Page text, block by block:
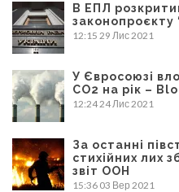
В ЕПЛ
законопроєкту
12:15 29 Лис 2021
У Євросоюзі
CO2 на рік –
12:24 24 Лис 2021
За останні
стихійних лих
звіт ООН
15:36 03 Вер 2021